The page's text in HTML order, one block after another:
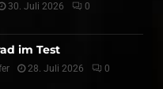
30. Juli 2026 0
im Test
28. Juli 2026 0